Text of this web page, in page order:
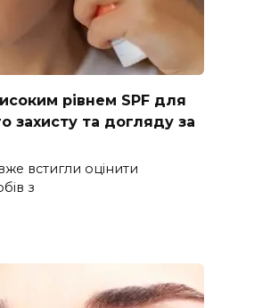
рівнем SPF для
захисту та догляду за
встигли оцінити
з